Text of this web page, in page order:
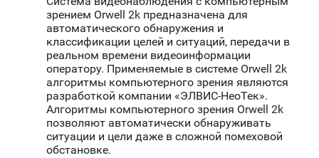
зрением Orwell 2k предназначена для
автоматического обнаружения и
классификации целей и ситуаций, передачи в
реальном времени видеоинформации
оператору. Применяемые в системе Orwell 2k
алгоритмы компьютерного зрения являются
разработкой компании «ЭЛВИС-НеоТек».
Алгоритмы компьютерного зрения Orwell 2k
позволяют автоматически обнаруживать
ситуации и цели даже в сложной помеховой
обстановке.